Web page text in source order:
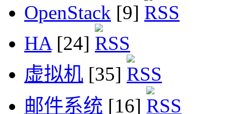
OpenStack [9]
HA[24]
虚拟机 [35]
邮件系统 [16]